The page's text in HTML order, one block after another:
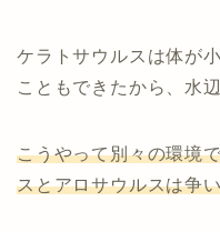
ケラトサウルスは体が
こともできたから、水
こうやって別々の環境
スとアロサウルスは争